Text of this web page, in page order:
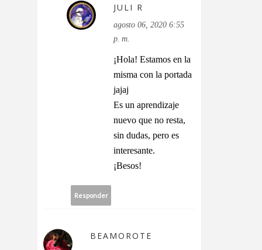
JULI R
agosto 06, 2020 6:55
p. m.
¡Hola! Estamos en la
misma con la portada
jajaj
Es un aprendizaje
nuevo que no resta,
sin dudas, pero es
interesante.
¡Besos!
Responder
BEAMOROTE